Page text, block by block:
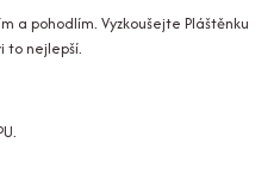
a pohodlím. Vyzkoušejte Pláštěnku
to nejlepší.